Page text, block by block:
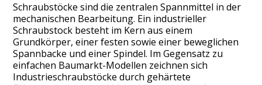
Schraubstöcke sind die zentralen Spannmittel in der
mechanischen Bearbeitung. Ein industrieller
Schraubstock besteht im Kern aus einem
Grundkörper, einer festen sowie einer beweglichen
Spannbacke und einer Spindel. Im Gegensatz zu
einfachen Baumarkt-Modellen zeichnen sich
Industrieschraubstöcke durch gehärtete